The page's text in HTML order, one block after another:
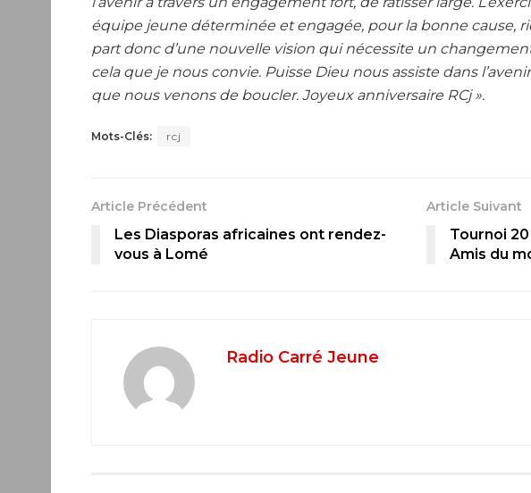
équipe jeune déterminée et engagée, pour la bonne cause,
part donc d’une nouvelle vision qui nécessite un
cela que je nous convie. Puisse Dieu nous assiste dans
que nous venons de boucler. Joyeux anniversaire RCj ».
Mots-Clés: rcj
Article Précédent
Les Diasporas africaines ont rendez-
vous à Lomé
Article Suivant
Tournoi
Amis du
Radio Carré Jeune